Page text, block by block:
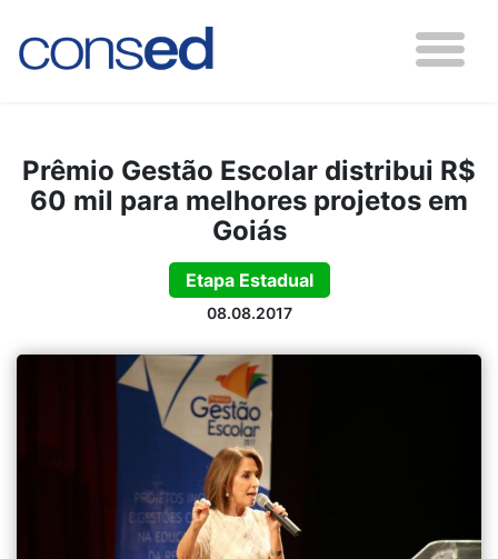
Prêmio Gestão Escolar distribui R$
60 mil para melhores projetos em
Goiás
Etapa Estadual
08.08.2017